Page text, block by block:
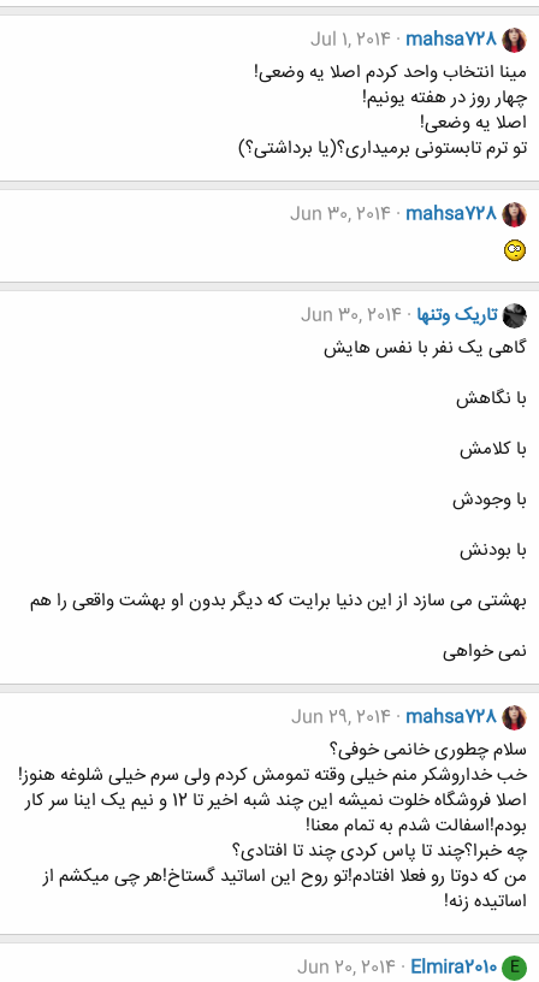
mahsa728
Jul 1, 2014
مینا انتخاب واحد کردم اصلا یه وضعی!
چهار روز در هفته یونیم!
اصلا یه وضعی!
تو ترم تابستونی برمیداری؟(یا برداشتی؟)
mahsa728
Jun 30, 2014
تاریک وتنها Jun 30, 2014
گاهی یک نفر با نفس هایش
با نگاهش
با کلامش
با وجودش
با بودنش
بهشتی می سازد از این دنیا برایت که دیگر بدون او بهشت واقعی را هم
نمی خواهی
mahsa728
Jun 29, 2014
سلام چطوری خانمی خوفی؟
خب خداروشکر منم خیلی وقته تمومش کردم ولی سرم خیلی شلوغه هنوز!
اصلا فروشگاه خلوت نمیشه این چند شبه اخیر تا 12 و نیم یک اینا سر کار
بودم!اسفالت شدم به تمام معنا!
چه خبرا؟چند تا پاس کردی چند تا افتادی؟
من که دوتا رو فعلا افتادم!تو روح این اساتید گستاخ!هر چی میکشم از
اساتیده زنه!
E
Elmira2010
Jun 20, 2014